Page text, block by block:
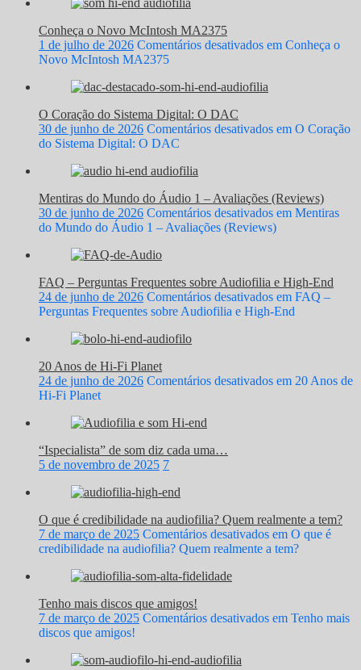
Conheça o Novo McIntosh MA2375
1 de julho de 2026 Comentários desativados em Conheça o
Novo McIntosh MA2375
O Coração do Sistema Digital: O DAC
30 de junho de 2026 Comentários desativados em O Coração
do Sistema Digital: O DAC
Mentiras do Mundo do Áudio 1 – Avaliações (Reviews)
30 de junho de 2026 Comentários desativados em Mentiras
do Mundo do Áudio 1 – Avaliações (Reviews)
FAQ – Perguntas Frequentes sobre Audiofilia e High-End
24 de junho de 2026 Comentários desativados em FAQ –
Perguntas Frequentes sobre Audiofilia e High-End
20 Anos de Hi-Fi Planet
24 de junho de 2026 Comentários desativados em 20 Anos de
Hi-Fi Planet
“Ispecialista” de som diz cada uma…
5 de novembro de 2025 7
O que é credibilidade na audiofilia? Quem realmente a tem?
7 de março de 2025 Comentários desativados em O que é
credibilidade na audiofilia? Quem realmente a tem?
Tenho mais discos que amigos!
7 de março de 2025 Comentários desativados em Tenho mais
discos que amigos!